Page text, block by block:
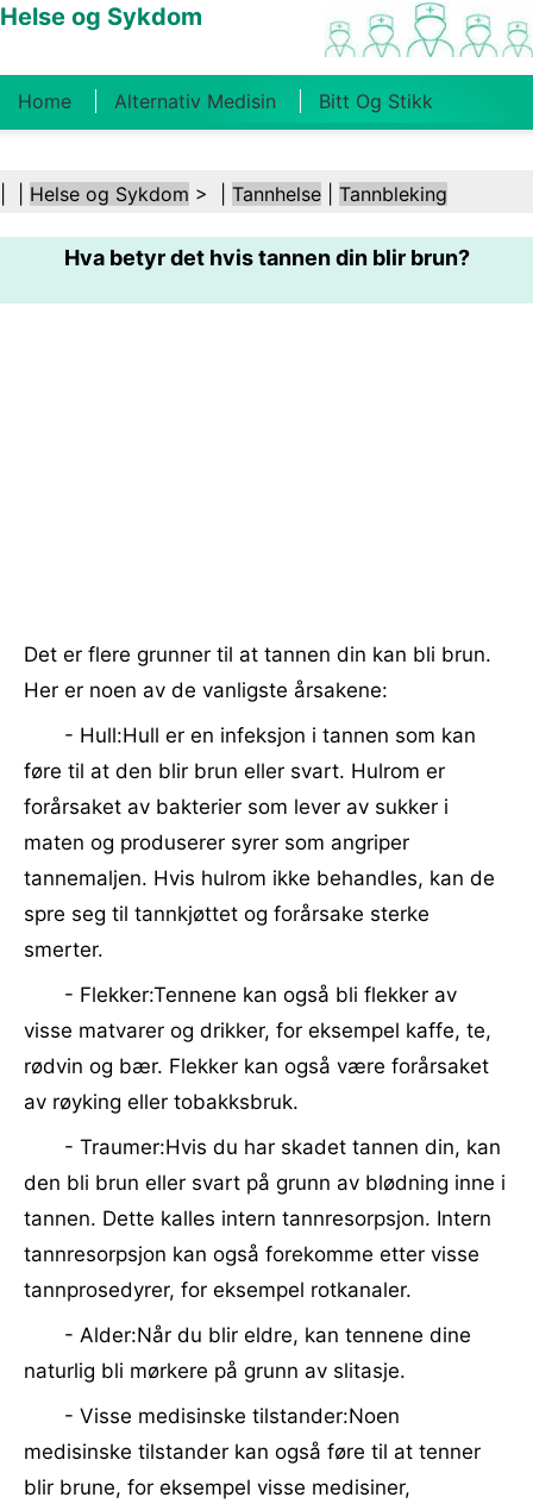
Helse og Sykdom
Home Alternativ Medisin Bitt Og Stikk
Kosthold Og Ernæring Familiehelse
Helsebransjen Psykisk Helse Folkehelse Og
Sikkerhet Kirurgi Og Prosedyrer Helse
Helse og Sykdom > | Tannhelse Tannbleking
Hva betyr det hvis tannen din blir brun?
Det er flere grunner til at tannen din kan bli brun.
Her er noen av de vanligste årsakene:
- Hull:Hull er en infeksjon i tannen som kan
føre til at den blir brun eller svart. Hulrom er
forårsaket av bakterier som lever av sukker i
maten og produserer syrer som angriper
tannemaljen. Hvis hulrom ikke behandles, kan de
spre seg til tannkjøttet og forårsake sterke
smerter.
- Flekker:Tennene kan også bli flekker av
visse matvarer og drikker, for eksempel kaffe, te,
rødvin og bær. Flekker kan også være forårsaket
av røyking eller tobakksbruk.
- Traumer:Hvis du har skadet tannen din, kan
den bli brun eller svart på grunn av blødning inne i
tannen. Dette kalles intern tannresorpsjon. Intern
tannresorpsjon kan også forekomme etter visse
tannprosedyrer, for eksempel rotkanaler.
- Alder:Når du blir eldre, kan tennene dine
naturlig bli mørkere på grunn av slitasje.
- Visse medisinske tilstander:Noen
medisinske tilstander kan også føre til at tenner
blir brune, for eksempel visse medisiner,